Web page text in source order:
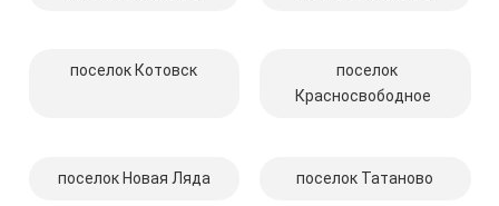
поселок Котовск
поселок
Красносвободное
поселок Новая Ляда поселок Татаново